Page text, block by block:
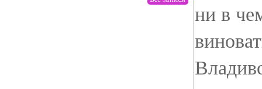
ни в